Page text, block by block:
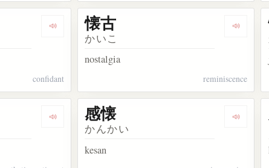
Dengarkan kosakata 懐刀
confidant
懐古
かいこ
nostalgia
reminiscence
Dengarkan kosakata 雅懐
感懐
かんかい
kesan